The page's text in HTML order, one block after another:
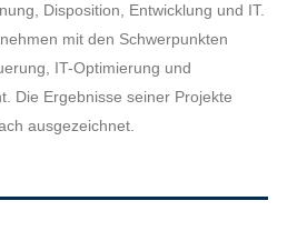
Disposition, Entwicklung und IT.
mit den Schwerpunkten
IT-Optimierung und
Die Ergebnisse seiner Projekte
ausgezeichnet.